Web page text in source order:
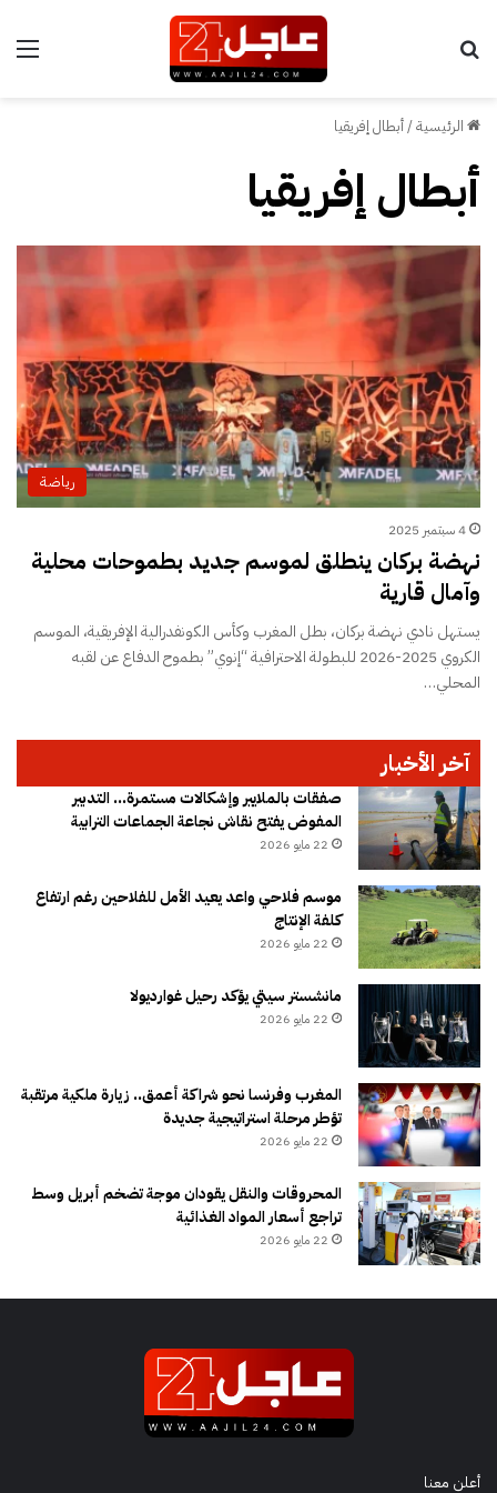
الرئيسية/أبطال إفريقيا
أبطال إفريقيا
رياضة
4 سبتمبر 2025
نهضة بركان ينطلق لموسم جديد بطموحات محلية
وآمال قارية
يستهل نادي نهضة بركان، بطل المغرب وكأس الكونفدرالية الإفريقية، الموسم
الكروي 2025-2026 للبطولة الاحترافية “إنوي” بطموح الدفاع عن لقبه
المحلي…
آخر الأخبار
صفقات بالملايير وإشكالات مستمرة… التدبير
المفوض يفتح نقاش نجاعة الجماعات الترابية
22 مايو 2026
موسم فلاحي واعد يعيد الأمل للفلاحين رغم ارتفاع
كلفة الإنتاج
22 مايو 2026
مانشستر سيتي يؤكد رحيل غوارديولا
22 مايو 2026
المغرب وفرنسا نحو شراكة أعمق.. زيارة ملكية مرتقبة
تؤطر مرحلة استراتيجية جديدة
22 مايو 2026
المحروقات والنقل يقودان موجة تضخم أبريل وسط
تراجع أسعار المواد الغذائية
22 مايو 2026
أعلن معنا